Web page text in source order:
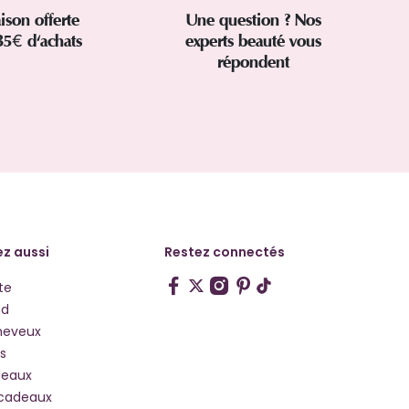
offerte
d'achats
Une question ? Nos
experts beauté vous
répondent
aussi
Restez connectés